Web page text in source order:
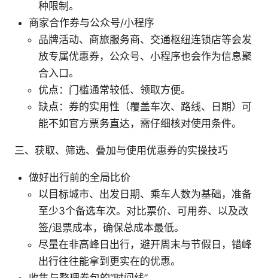
种限制。
商家合作券与公众号/小程序
品牌活动、商旅服务商、交通枢纽连锁店等会发
放专属优惠券，公众号、小程序也会作为信息聚
合入口。
优点：门槛通常较低、领取方便。
缺点：券的实用性（覆盖车次、路线、日期）可
能不如官方票务直达，需仔细核对使用条件。
三、获取、筛选、叠加与使用优惠券的实操技巧
做好出行前的全局比价
以目标城市、出发日期、乘车人数为基础，准备
至少3个备选车次。对比票价、可用券、以及改
签/退票成本，确保总成本最低。
尽量在非高峰日出行，避开周末与节假日，错峰
出行往往能拿到更实在的优惠。